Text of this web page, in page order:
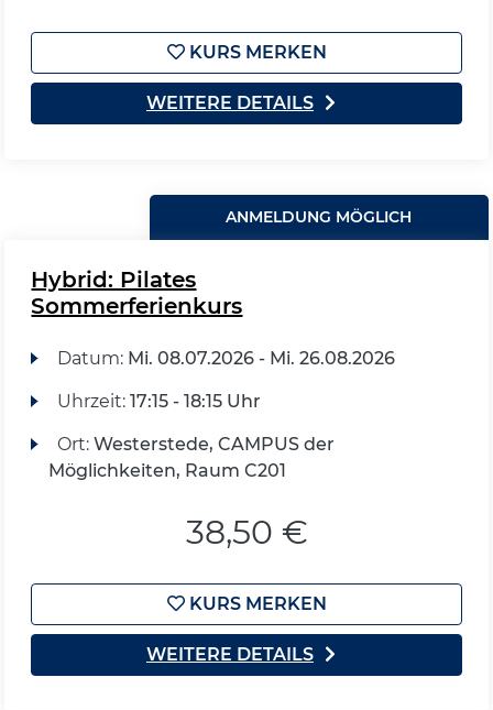
KURS MERKEN
WEITERE DETAILS
ANMELDUNG MÖGLICH
Hybrid: Pilates
Sommerferienkurs
Datum: Mi. 08.07.2026 - Mi. 26.08.2026
Uhrzeit: 17:15 - 18:15 Uhr
Ort: Westerstede, CAMPUS der
Möglichkeiten, Raum C201
38,50 €
KURS MERKEN
WEITERE DETAILS